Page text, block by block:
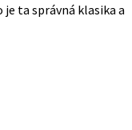
ta správná klasika a